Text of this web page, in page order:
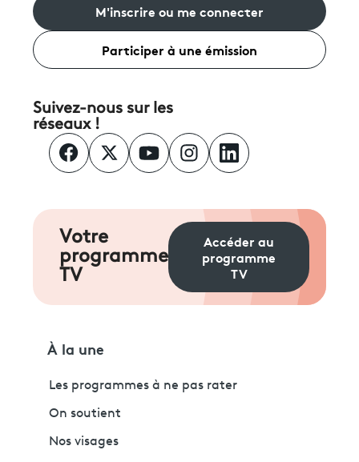
M'inscrire ou me connecter
Participer à une émission
Suivez-nous sur les
réseaux !
Votre
programme
TV
Accéder au
programme
TV
À la une
Les programmes à ne pas rater
On soutient
Nos visages